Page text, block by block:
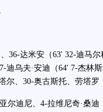
达米安（63' 32-迪马尔
迪乌夫·安迪（64' 7-杰林
尔、30-奥古斯托、劳塔
迪尼、4-拉维尼奇·桑迪